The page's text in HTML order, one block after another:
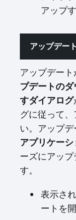
アップ
アップデー
アップデー
プデートの
すダイアログ
グに従って
い。アップデ
アプリケー
ーズにアッ
す。
表示さ
ートを